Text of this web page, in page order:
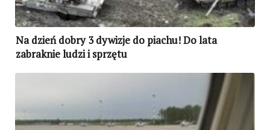
Na dzień dobry 3 dywizje do piachu! Do lata
zabraknie ludzi i sprzętu